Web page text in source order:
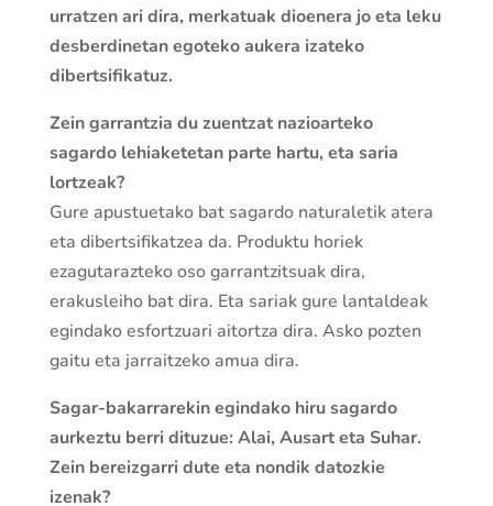
urratzen ari dira, merkatuak dioenera jo eta leku
desberdinetan egoteko aukera izateko
dibertsifikatuz.
Zein garrantzia du zuentzat nazioarteko
sagardo lehiaketetan parte hartu, eta saria
lortzeak?
Gure apustuetako bat sagardo naturaletik atera
eta dibertsifikatzea da. Produktu horiek
ezagutarazteko oso garrantzitsuak dira,
erakusleiho bat dira. Eta sariak gure lantaldeak
egindako esfortzuari aitortza dira. Asko pozten
gaitu eta jarraitzeko amua dira.
Sagar-bakarrarekin egindako hiru sagardo
aurkeztu berri dituzue: Alai, Ausart eta Suhar.
Zein bereizgarri dute eta nondik datozkie
izenak?